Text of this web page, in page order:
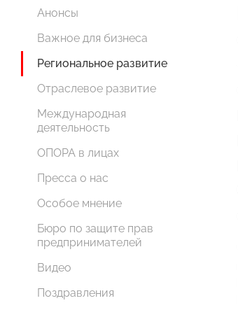
Анонсы
Важное для бизнеса
Региональное развитие
Отраслевое развитие
Международная
деятельность
ОПОРА в лицах
Пресса о нас
Особое мнение
Бюро по защите прав
предпринимателей
Видео
Поздравления